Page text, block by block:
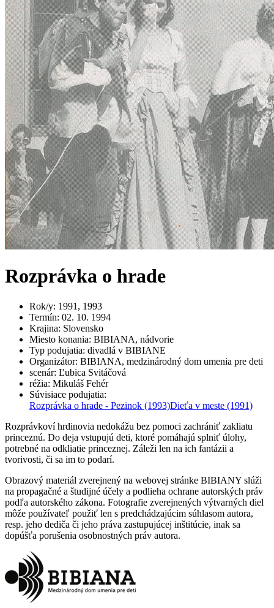
Rozprávka o hrade
Rok/y: 1991, 1993
Termín: 02. 10. 1994
Krajina: Slovensko
Miesto konania: BIBIANA, nádvorie
Typ podujatia: divadlá v BIBIANE
Organizátor: BIBIANA, medzinárodný dom umenia pre deti
scenár: Ľubica Svitáčová
réžia: Mikuláš Fehér
Súvisiace podujatia:
Rozprávka o hrade - Pezinok (1993)Dieťa v meste (1991)
Rozprávkoví hrdinovia nedokážu bez pomoci zachrániť zakliatu
princeznú. Do deja vstupujú deti, ktoré pomáhajú splniť úlohy,
potrebné na odkliatie princeznej. Záleži len na ich fantázii a
tvorivosti, či sa im to podarí.
Obrazový materiál zverejnený na webovej stránke BIBIANY slúži
na propagačné a študijné účely a podlieha ochrane autorských práv
podľa autorského zákona. Fotografie zverejnených výtvarných diel
môže používateľ použiť len s predchádzajúcim súhlasom autora,
resp. jeho dediča či jeho práva zastupujúcej inštitúcie, inak sa
dopúšťa porušenia osobnostných práv autora.